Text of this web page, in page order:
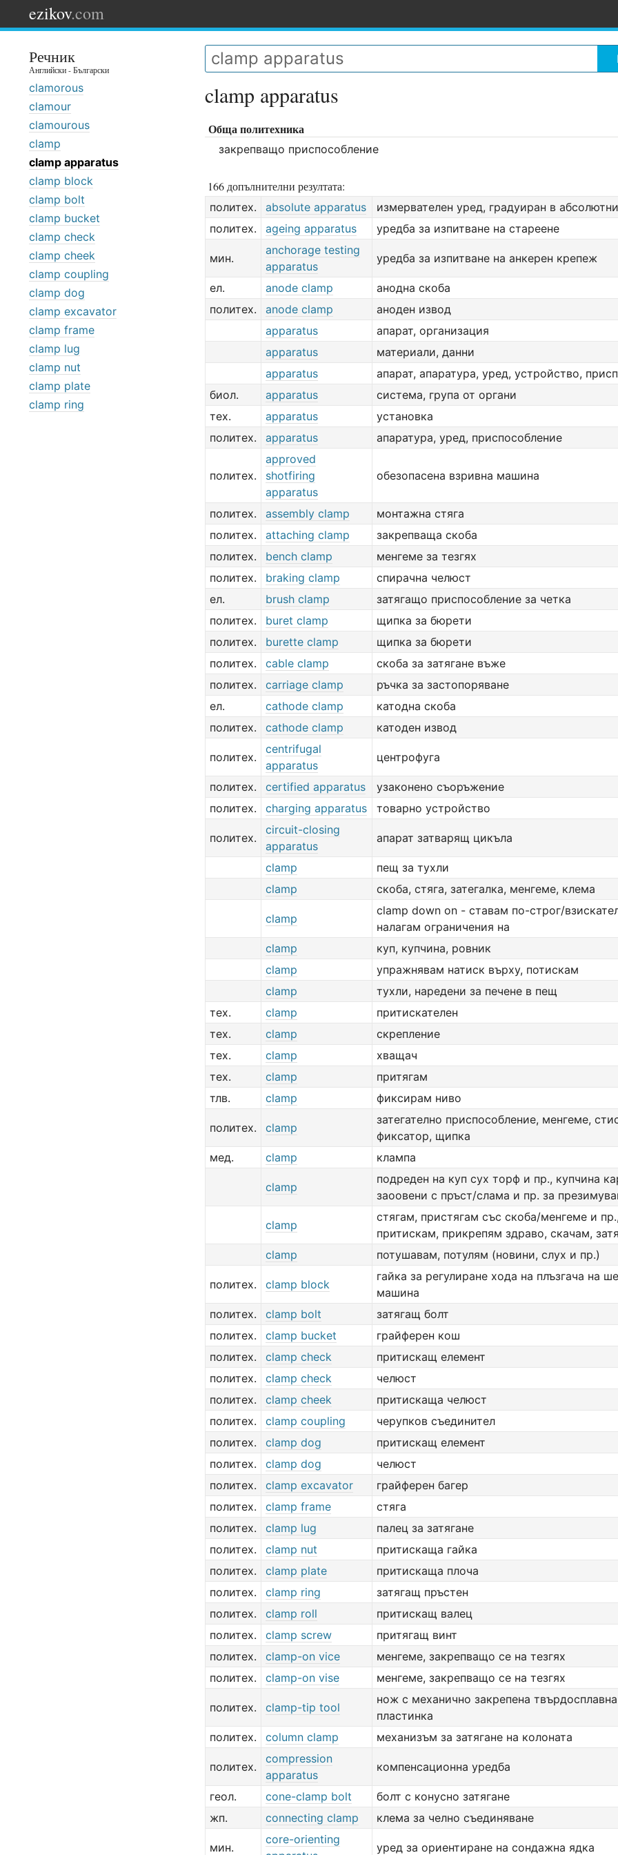
ezikov.com
Речник
Английски - Български
clamorous
clamour
clamourous
clamp
clamp apparatus
clamp block
clamp bolt
clamp bucket
clamp check
clamp cheek
clamp coupling
clamp dog
clamp excavator
clamp frame
clamp lug
clamp nut
clamp plate
clamp ring
clamp apparatus
Обща политехника
закрепващо приспособление
166 допълнителни резултата:
политех. absolute apparatus
измервателен уред, градуиран в
политех.
ageing apparatus уредба за изпитване на стареене
мин.
anchorage testing
apparatus
уредба за изпитване на анкерен крепеж
ел. anode clamp
анодна скоба
политех.
anode clamp
аноден извод
apparatus
апарат, организация
apparatus
материали, данни
apparatus
апарат, апаратура, уред, устройство,
биол.
apparatus
система, група от органи
тех.
apparatus
установка
политех.
apparatus апаратура, уред, приспособление
политех.
approved
shotfiring
apparatus
обезопасена взривна машина
политех. assembly clamp
монтажна стяга
политех.
attaching clamp
закрепваща скоба
политех.
bench clamp
менгеме за тезгях
политех.
braking clamp
спирачна челюст
ел.
brush clamp
затягащо приспособление за четка
политех.
buret clamp
щипка за бюрети
политех.
burette clamp
щипка за бюрети
политех.
cable clamp
скоба за затягане въже
политех.
carriage clamp
ръчка за застопоряване
ел.
cathode clamp
катодна скоба
политех.
cathode clamp катоден извод
политех.
centrifugal
apparatus
центрофуга
политех. certified apparatus
узаконено съоръжение
политех.
charging apparatus товарно устройство
политех.
circuit-closing
apparatus
апарат затварящ цикъла
clamp
пещ за тухли
clamp
скоба, стяга, затегалка, менгеме, клема
clamp
clamp down on - ставам по-строг/
налагам ограничения на
clamp
куп, купчина, ровник
clamp
упражнявам натиск върху, потискам
clamp
тухли, наредени за печене в пещ
тех.
clamp
притискателен
тех.
clamp
скрепление
тех.
clamp
хващач
тех.
clamp
притягам
тлв.
clamp фиксирам ниво
политех. clamp
затегателно приспособление, менгеме,
фиксатор, щипка
мед.
clamp клампа
clamp
подреден на куп сух торф и пр., купчина
заоовени с пръст/слама и пр. за
clamp
стягам, пристягам със скоба/менгеме и пр.,
притискам, прикрепям здраво, скачам,
clamp
потушавам, потулям (новини, слух и пр.)
политех. clamp block
гайка за регулиране хода на плъзгача на
машина
политех.
clamp bolt
затягащ болт
политех.
clamp bucket
грайферен кош
политех.
clamp check
притискащ елемент
политех.
clamp check
челюст
политех.
clamp cheek
притискаща челюст
политех.
clamp coupling
черупков съединител
политех.
clamp dog
притискащ елемент
политех.
clamp dog
челюст
политех.
clamp excavator
грайферен багер
политех.
clamp frame
стяга
политех.
clamp lug
палец за затягане
политех.
clamp nut
притискаща гайка
политех.
clamp plate
притискаща плоча
политех.
clamp ring
затягащ пръстен
политех.
clamp roll
притискащ валец
политех.
clamp screw
притягащ винт
политех.
clamp-on vice
менгеме, закрепващо се на тезгях
политех.
clamp-on vise менгеме, закрепващо се на тезгях
политех. clamp-tip tool
нож с механично закрепена
пластинка
политех.
column clamp механизъм за затягане на колоната
политех.
compression
apparatus
компенсационна уредба
геол. cone-clamp bolt
болт с конусно затягане
жп.
connecting clamp клема за челно съединяване
мин.
core-orienting
уред за ориентиране на сондажна ядка